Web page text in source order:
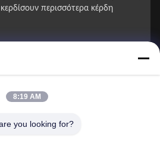
περισσότερα κέρδη
8:19 AM
you looking for?